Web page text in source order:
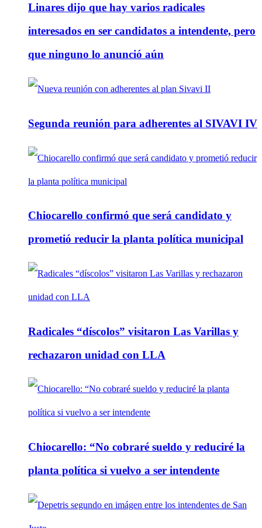
Linares dijo que hay varios radicales
interesados en ser candidatos a intendente, pero
que ninguno lo anunció aún
Segunda reunión para adherentes al SIVAVI IV
Chiocarello confirmó que será candidato y
prometió reducir la planta política municipal
Radicales “díscolos” visitaron Las Varillas y
rechazaron unidad con LLA
Chiocarello: “No cobraré sueldo y reduciré la
planta política si vuelvo a ser intendente